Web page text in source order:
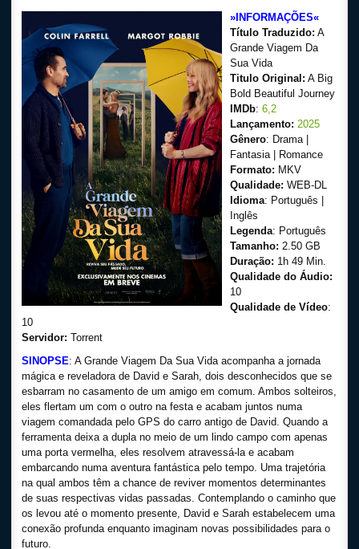
Filmes
Dublado
Legendado
»INFORMAÇÕES«
Título Traduzido: A
Grande Viagem Da
Sua Vida
Titulo Original: A Big
Bold Beautiful Journey
IMDb: 6,2
Lançamento: 2025
Gênero: Drama |
Fantasia | Romance
Formato: MKV
Qualidade: WEB-DL
Idioma: Português |
Inglês
Legenda: Português
Tamanho: 2.50 GB
Duração: 1h 49 Min.
Qualidade do Áudio:
10
Qualidade de Vídeo:
10
Servidor: Torrent
SINOPSE: A Grande Viagem Da Sua Vida acompanha a jornada
mágica e reveladora de David e Sarah, dois desconhecidos que se
esbarram no casamento de um amigo em comum. Ambos solteiros,
eles flertam um com o outro na festa e acabam juntos numa
viagem comandada pelo GPS do carro antigo de David. Quando a
ferramenta deixa a dupla no meio de um lindo campo com apenas
uma porta vermelha, eles resolvem atravessá-la e acabam
embarcando numa aventura fantástica pelo tempo. Uma trajetória
na qual ambos têm a chance de reviver momentos determinantes
de suas respectivas vidas passadas. Contemplando o caminho que
os levou até o momento presente, David e Sarah estabelecem uma
conexão profunda enquanto imaginam novas possibilidades para o
futuro.